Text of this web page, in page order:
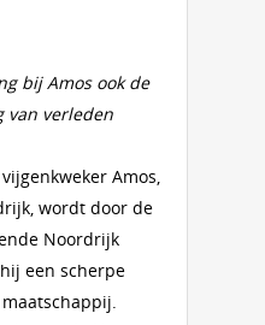
bij Amos ook de
van verleden
Amos,
wordt door de
Noordrijk
een scherpe